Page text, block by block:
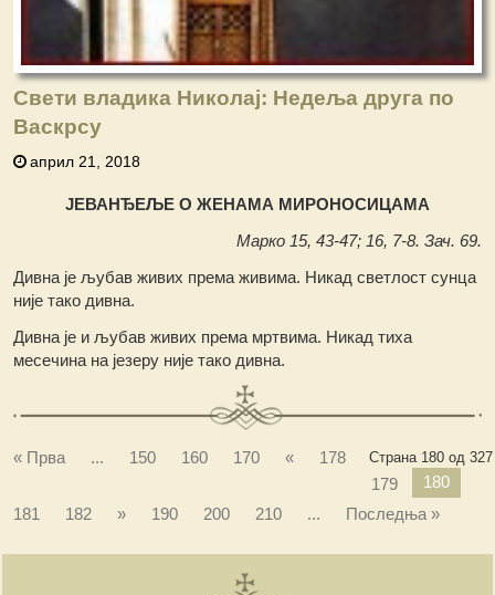
Свети владика Николај: Недеља друга по
Васкрсу
април 21, 2018
ЈЕВАНЂЕЉЕ О ЖЕНАМА МИРОНОСИЦАМА
Марко 15, 43-47; 16, 7-8. Зач. 69.
Дивна је љубав живих према живима. Никад светлост сунца
није тако дивна.
Дивна је и љубав живих према мртвима. Никад тиха
месечина на језеру није тако дивна.
Страна 180 од 327
« Прва ... 150 160 170 «
178
179
180
181
182 » 190 200 210 ... Последња »